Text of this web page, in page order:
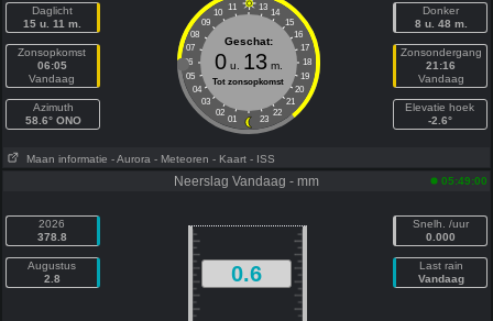
Daglicht
15 u. 11 m.
Zonsopkomst
06:05
Vandaag
Azimuth
58.6° ONO
11 13
10
14
09
15
08
16
07
17
06
18
05
19
04
20
03
21
02
22
01 23
Geschat:
0u. 13m.
Tot zonsopkomst
Donker
8 u. 48 m.
Zonsondergang
21:16
Vandaag
Elevatie hoek
-2.6°
Maan informatie - Aurora - Meteoren - Kaart - ISS
Neerslag Vandaag - mm 05:49:00
2026
378.8
Augustus
2.8
0.6
Snelh. /uur
0.000
Last rain
Vandaag